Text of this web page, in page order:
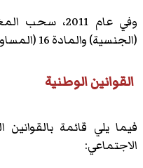
(الجنسية) والمادة 16 (المساواة في الزواج والحياة الأسرية).
القوانين الوطنية
فيما يلي قائمة بالقوانين
الاجتماعي: